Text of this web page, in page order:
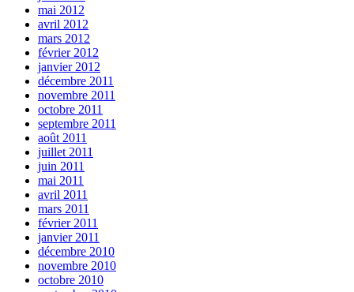
mai 2012
avril 2012
mars 2012
février 2012
janvier 2012
décembre 2011
novembre 2011
octobre 2011
septembre 2011
août 2011
juillet 2011
juin 2011
mai 2011
avril 2011
mars 2011
février 2011
janvier 2011
décembre 2010
novembre 2010
octobre 2010